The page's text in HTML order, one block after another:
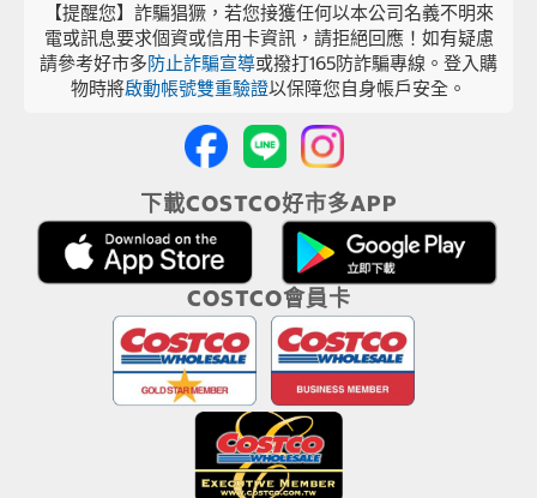
【提醒您】詐騙猖獗，若您接獲任何以本公司名義不明來
電或訊息要求個資或信用卡資訊，請拒絕回應！如有疑慮
請參考好市多防止詐騙宣導或撥打165防詐騙專線。登入購
物時將啟動帳號雙重驗證以保障您自身帳戶安全。
下載COSTCO好市多APP
COSTCO會員卡